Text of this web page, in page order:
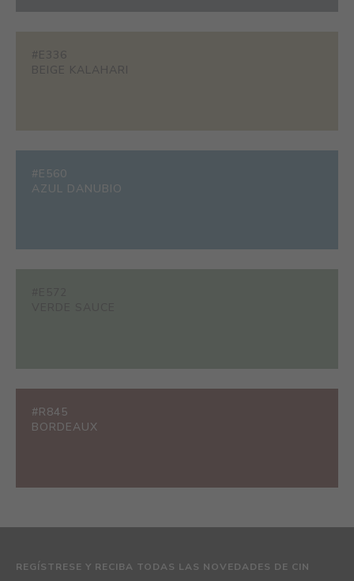
#E336
BEIGE KALAHARI
#E560
AZUL DANUBIO
#R845
BORDEAUX
REGÍSTRESE Y RECIBA TODAS LAS NOVEDADES DE CIN